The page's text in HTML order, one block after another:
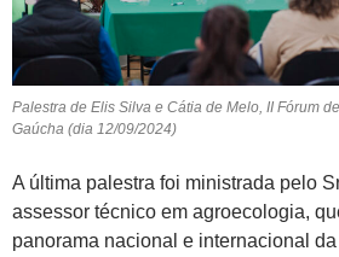
Palestra de Elis Silva e Cátia de Melo, II Fórum
Gaúcha (dia 12/09/2024)
A última palestra foi ministrada pelo
assessor técnico em agroecologia,
panorama nacional e internacional